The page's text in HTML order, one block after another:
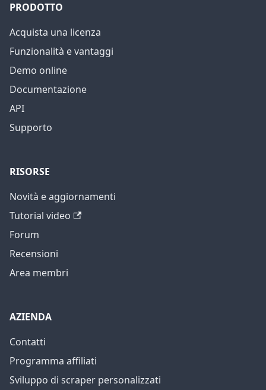
PRODOTTO
Acquista una licenza
Funzionalità e vantaggi
Demo online
Documentazione
API
Supporto
RISORSE
Novità e aggiornamenti
Tutorial video
Forum
Recensioni
Area membri
AZIENDA
Contatti
Programma affiliati
Sviluppo di scraper personalizzati